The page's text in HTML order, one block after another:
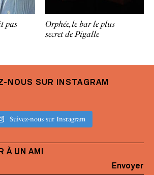
pas
Orphée, le bar le plus
secret de Pigalle
NOUS SUR INSTAGRAM
Suivez-nous sur Instagram
À UN AMI
Envoyer